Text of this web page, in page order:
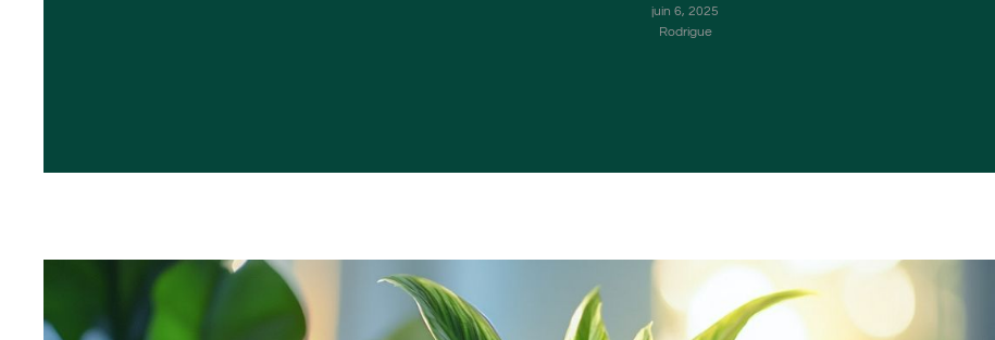
juin 6, 2025
Rodrigue